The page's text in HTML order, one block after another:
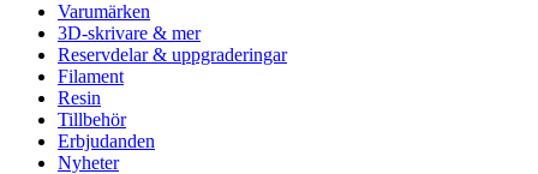
Varumärken
3D-skrivare & mer
Reservdelar & uppgraderingar
Filament
Resin
Tillbehör
Erbjudanden
Nyheter